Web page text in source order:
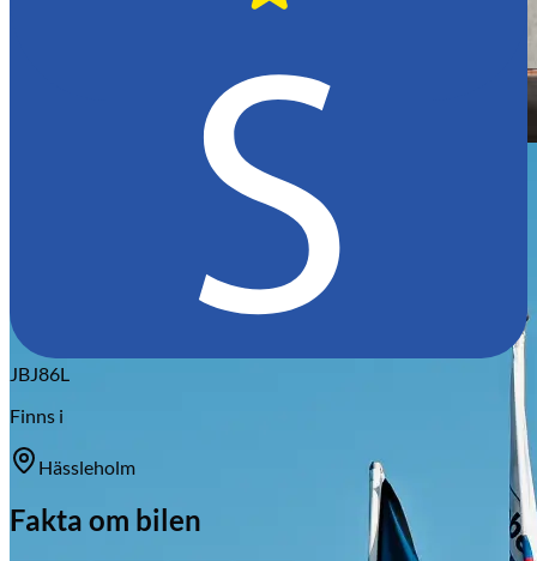
JBJ86L
Finns i
Hässleholm
Fakta om bilen